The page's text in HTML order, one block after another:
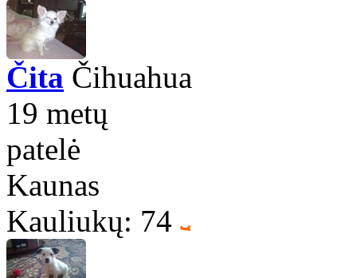
Čita Čihuahua
19 metų
patelė
Kaunas
Kauliukų: 74